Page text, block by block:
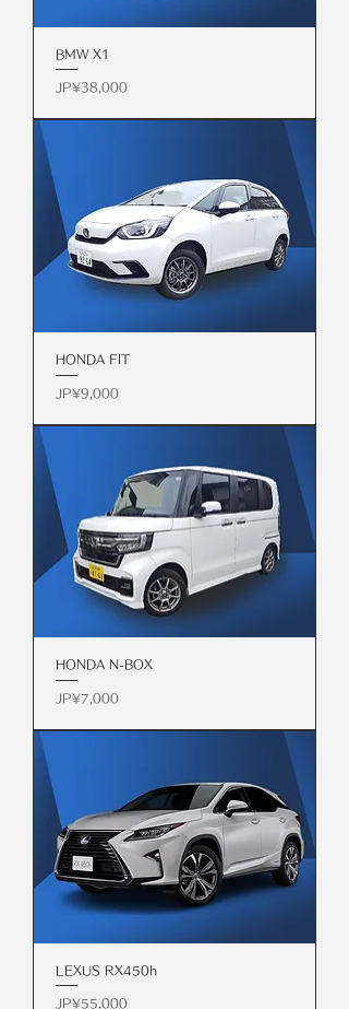
BMW X1
價格
JP¥38,000
HONDA FIT
價格
JP¥9,000
HONDA N-BOX
價格
JP¥7,000
LEXUS RX450h
價格
JP¥55,000